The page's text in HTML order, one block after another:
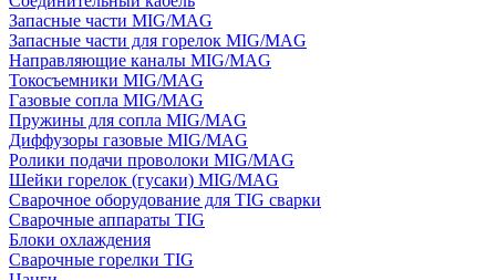
Запасные части MIG/MAG
Запасные части для горелок MIG/MAG
Направляющие каналы MIG/MAG
Токосъемники MIG/MAG
Газовые сопла MIG/MAG
Пружины для сопла MIG/MAG
Диффузоры газовые MIG/MAG
Ролики подачи проволоки MIG/MAG
Шейки горелок (гусаки) MIG/MAG
Сварочное оборудование для TIG сварки
Сварочные аппараты TIG
Блоки охлаждения
Сварочные горелки TIG